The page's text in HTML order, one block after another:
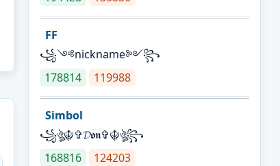
FF
꧁༺nickname༻꧂
178814
119988
Simbol
꧁ঔৣ☬✞𝓓𝖔𝖓✞☬ঔৣ꧂
168816
124203